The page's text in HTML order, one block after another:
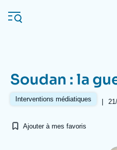
au
contenu
Navigation
principale
Soudan : la
Interventions médiatiques |
Ajouter à mes favoris